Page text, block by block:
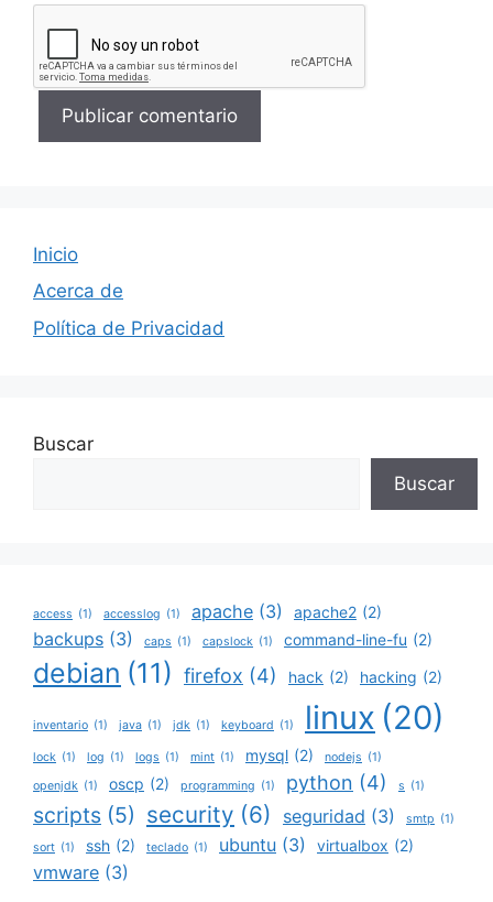
Inicio
Acerca de
Política de Privacidad
Buscar
Buscar
access (1) accesslog (1) apache (3) apache2 (2)
backups (3) caps (1) capslock (1) command-line-fu (2)
debian (11) firefox (4) hack (2) hacking (2)
inventario (1) java (1) jdk (1) keyboard (1) linux (20)
lock (1) log (1) logs (1) mint (1) mysql (2) nodejs (1)
openjdk (1) oscp (2) programming (1) python (4) s (1)
scripts (5) security (6) seguridad (3) smtp (1)
sort (1) ssh (2) teclado (1) ubuntu (3) virtualbox (2)
vmware (3)